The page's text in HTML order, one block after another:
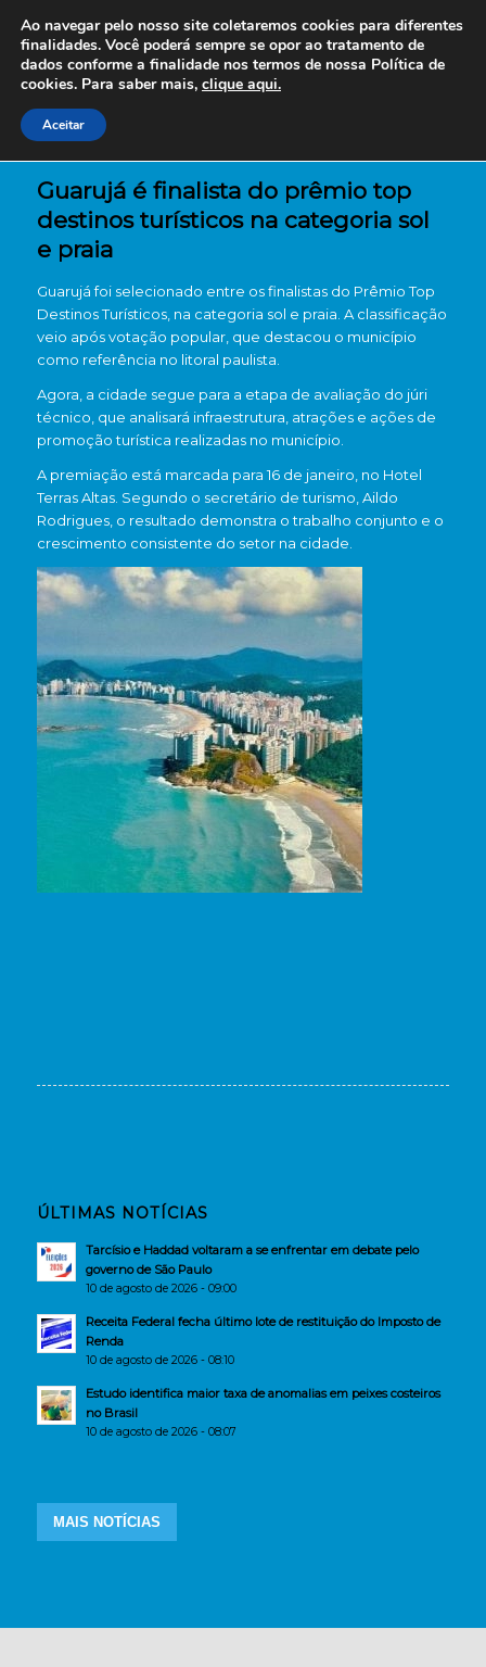
Guarujá é finalista do prêmio top
destinos turísticos na categoria sol
e praia
Guarujá foi selecionado entre os finalistas do Prêmio Top
Destinos Turísticos, na categoria sol e praia. A classificação
veio após votação popular, que destacou o município
como referência no litoral paulista.
Agora, a cidade segue para a etapa de avaliação do júri
técnico, que analisará infraestrutura, atrações e ações de
promoção turística realizadas no município.
A premiação está marcada para 16 de janeiro, no Hotel
Terras Altas. Segundo o secretário de turismo, Aildo
Rodrigues, o resultado demonstra o trabalho conjunto e o
crescimento consistente do setor na cidade.
ÚLTIMAS NOTÍCIAS
Tarcísio e Haddad voltaram a se enfrentar em debate pelo
governo de São Paulo
10 de agosto de 2026 - 09:00
Receita Federal fecha último lote de restituição do Imposto de
Renda
10 de agosto de 2026 - 08:10
Estudo identifica maior taxa de anomalias em peixes costeiros
no Brasil
10 de agosto de 2026 - 08:07
MAIS NOTÍCIAS
Ao navegar pelo nosso site coletaremos cookies para diferentes
finalidades. Você poderá sempre se opor ao tratamento de
dados conforme a finalidade nos termos de nossa Política de
cookies. Para saber mais, clique aqui.
Aceitar